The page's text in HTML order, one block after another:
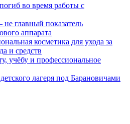
во время работы с
главный показатель
аппарата
косметика для ухода за
и средств
учёбу и профессиональное
лагеря под Барановичами